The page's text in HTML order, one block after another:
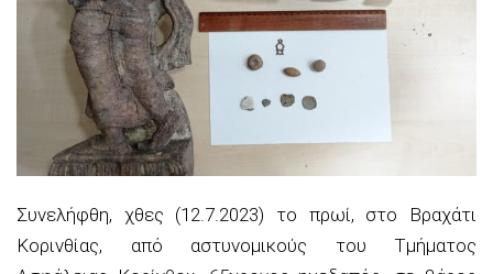
Συνελήφθη, χθες (12.7.2023) το πρωί, στο Βραχάτι
Κορινθίας, από αστυνομικούς του Τμήματος